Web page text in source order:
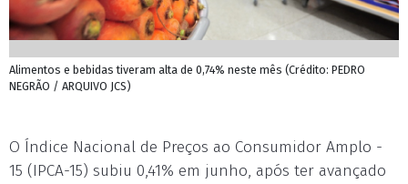
Alimentos e bebidas tiveram alta de 0,74% neste mês (Crédito: PEDRO
NEGRÃO / ARQUIVO JCS)
O Índice Nacional de Preços ao Consumidor Amplo -
15 (IPCA-15) subiu 0,41% em junho, após ter avançado